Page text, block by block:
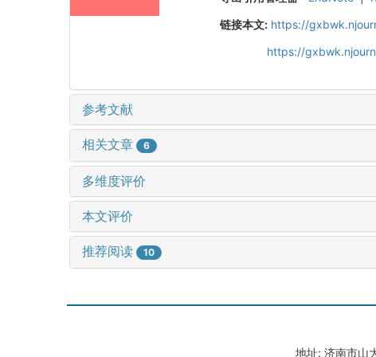
链接本文: https://
https://
参考文献
相关文章 6
多维度评价
本文评价
推荐阅读 10
地址: 济南市